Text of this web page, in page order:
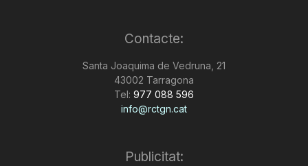
Contacte:
Santa Joaquima de Vedruna, 21
43002 Tarragona
Tel: 977 088 596
info@rctgn.cat
Publicitat: